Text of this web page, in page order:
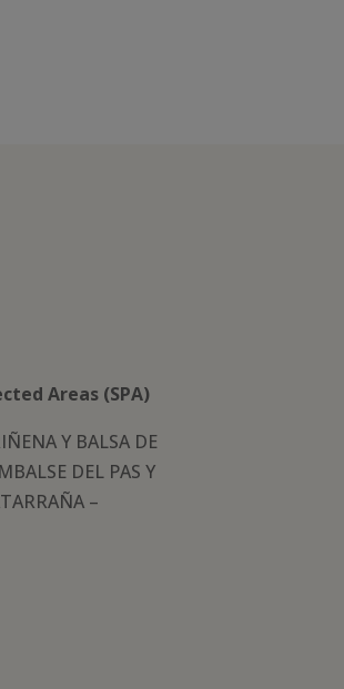
Areas (SPA)
Y BALSA DE
DEL PAS Y
–